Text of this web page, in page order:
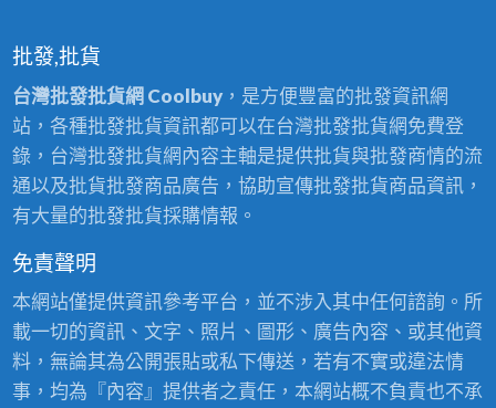
批發,批貨
台灣批發批貨網 Coolbuy，是方便豐富的批發資訊網
站，各種批發批貨資訊都可以在台灣批發批貨網免費登
錄，台灣批發批貨網內容主軸是提供批貨與批發商情的流
通以及批貨批發商品廣告，協助宣傳批發批貨商品資訊，
有大量的批發批貨採購情報。
免責聲明
本網站僅提供資訊參考平台，並不涉入其中任何諮詢。所
載一切的資訊、文字、照片、圖形、廣告內容、或其他資
料，無論其為公開張貼或私下傳送，若有不實或違法情
事，均為『內容』提供者之責任，本網站概不負責也不承